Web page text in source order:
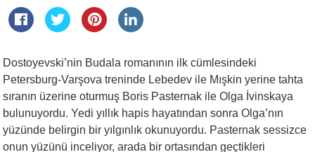
Dostoyevski’nin Budala romanının ilk cümlesindeki
Petersburg-Varşova treninde Lebedev ile Mışkin yerine tahta
sıranın üzerine oturmuş Boris Pasternak ile Olga İvinskaya
bulunuyordu. Yedi yıllık hapis hayatından sonra Olga’nın
yüzünde belirgin bir yılgınlık okunuyordu. Pasternak sessizce
onun yüzünü inceliyor, arada bir ortasından geçtikleri